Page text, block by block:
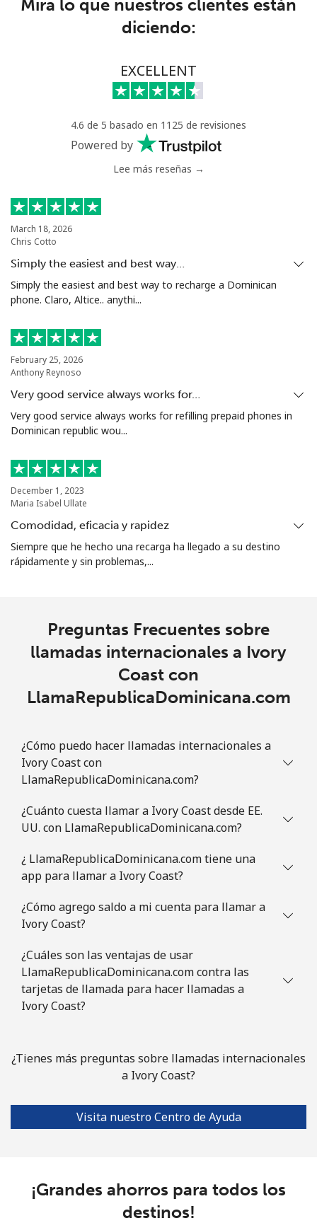
45 min por ⁦£5⁩
⁦1.5p⁩ 333 min por ⁦£5⁩
Línea fija ⁦48.5p⁩
Celular
Mira lo que nuestros clientes están
diciendo:
EXCELLENT
4.6 de 5 basado en 1125 de revisiones
Powered by
Lee más reseñas →
March 18, 2026
Chris Cotto
Simply the easiest and best way…
Simply the easiest and best way to recharge a Dominican
phone. Claro, Altice.. anythi...
February 25, 2026
Anthony Reynoso
Very good service always works for…
Very good service always works for refilling prepaid phones in
Dominican republic wou...
December 1, 2023
Maria Isabel Ullate
Comodidad, eficacia y rapidez
Siempre que he hecho una recarga ha llegado a su destino
rápidamente y sin problemas,...
Preguntas Frecuentes sobre
llamadas internacionales a Ivory
Coast con
LlamaRepublicaDominicana.com
¿Cómo puedo hacer llamadas internacionales a
Ivory Coast con
LlamaRepublicaDominicana.com?
¿Cuánto cuesta llamar a Ivory Coast desde EE.
UU. con LlamaRepublicaDominicana.com?
¿ LlamaRepublicaDominicana.com tiene una
app para llamar a Ivory Coast?
¿Cómo agrego saldo a mi cuenta para llamar a
Ivory Coast?
¿Cuáles son las ventajas de usar
LlamaRepublicaDominicana.com contra las
tarjetas de llamada para hacer llamadas a
Ivory Coast?
¿Tienes más preguntas sobre llamadas internacionales
a Ivory Coast?
Visita nuestro Centro de Ayuda
¡Grandes ahorros para todos los
destinos!